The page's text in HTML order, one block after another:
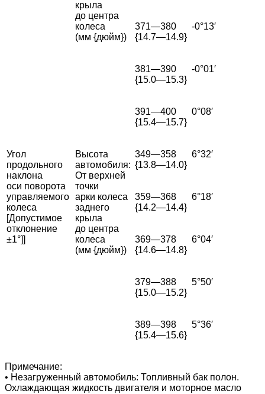
крыла
до центра
колеса
(мм {дюйм})
371—380
{14.7—14.9}
-0°13′
381—390
{15.0—15.3}
-0°01′
391—400
{15.4—15.7}
0°08′
Угол
продольного
наклона
оси поворота
управляемого
колеса
[Допустимое
отклонение
±1°]]
Высота
автомобиля:
От верхней
точки
арки колеса
заднего
крыла
до центра
колеса
(мм {дюйм})
349—358
{13.8—14.0}
6°32′
359—368
{14.2—14.4}
6°18′
369—378
{14.6—14.8}
6°04′
379—388
{15.0—15.2}
5°50′
389—398
{15.4—15.6}
5°36′
Примечание:
• Незагруженный автомобиль: Топливный бак полон.
Охлаждающая жидкость двигателя и моторное масло